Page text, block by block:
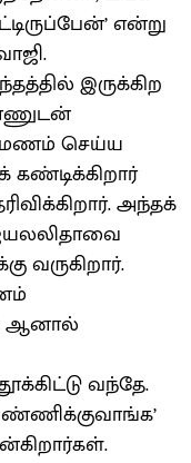
என்று
இருக்கிற
செய்ய
கண்டிக்கிறார்
அந்தக்
வருகிறார்.
ஆனால்
வந்தே.